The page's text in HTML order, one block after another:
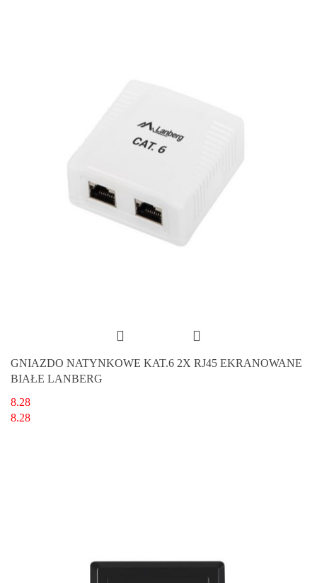
GNIAZDO NATYNKOWE KAT.6 2X RJ45 EKRANOWANE
BIAŁE LANBERG
8.28
8.28